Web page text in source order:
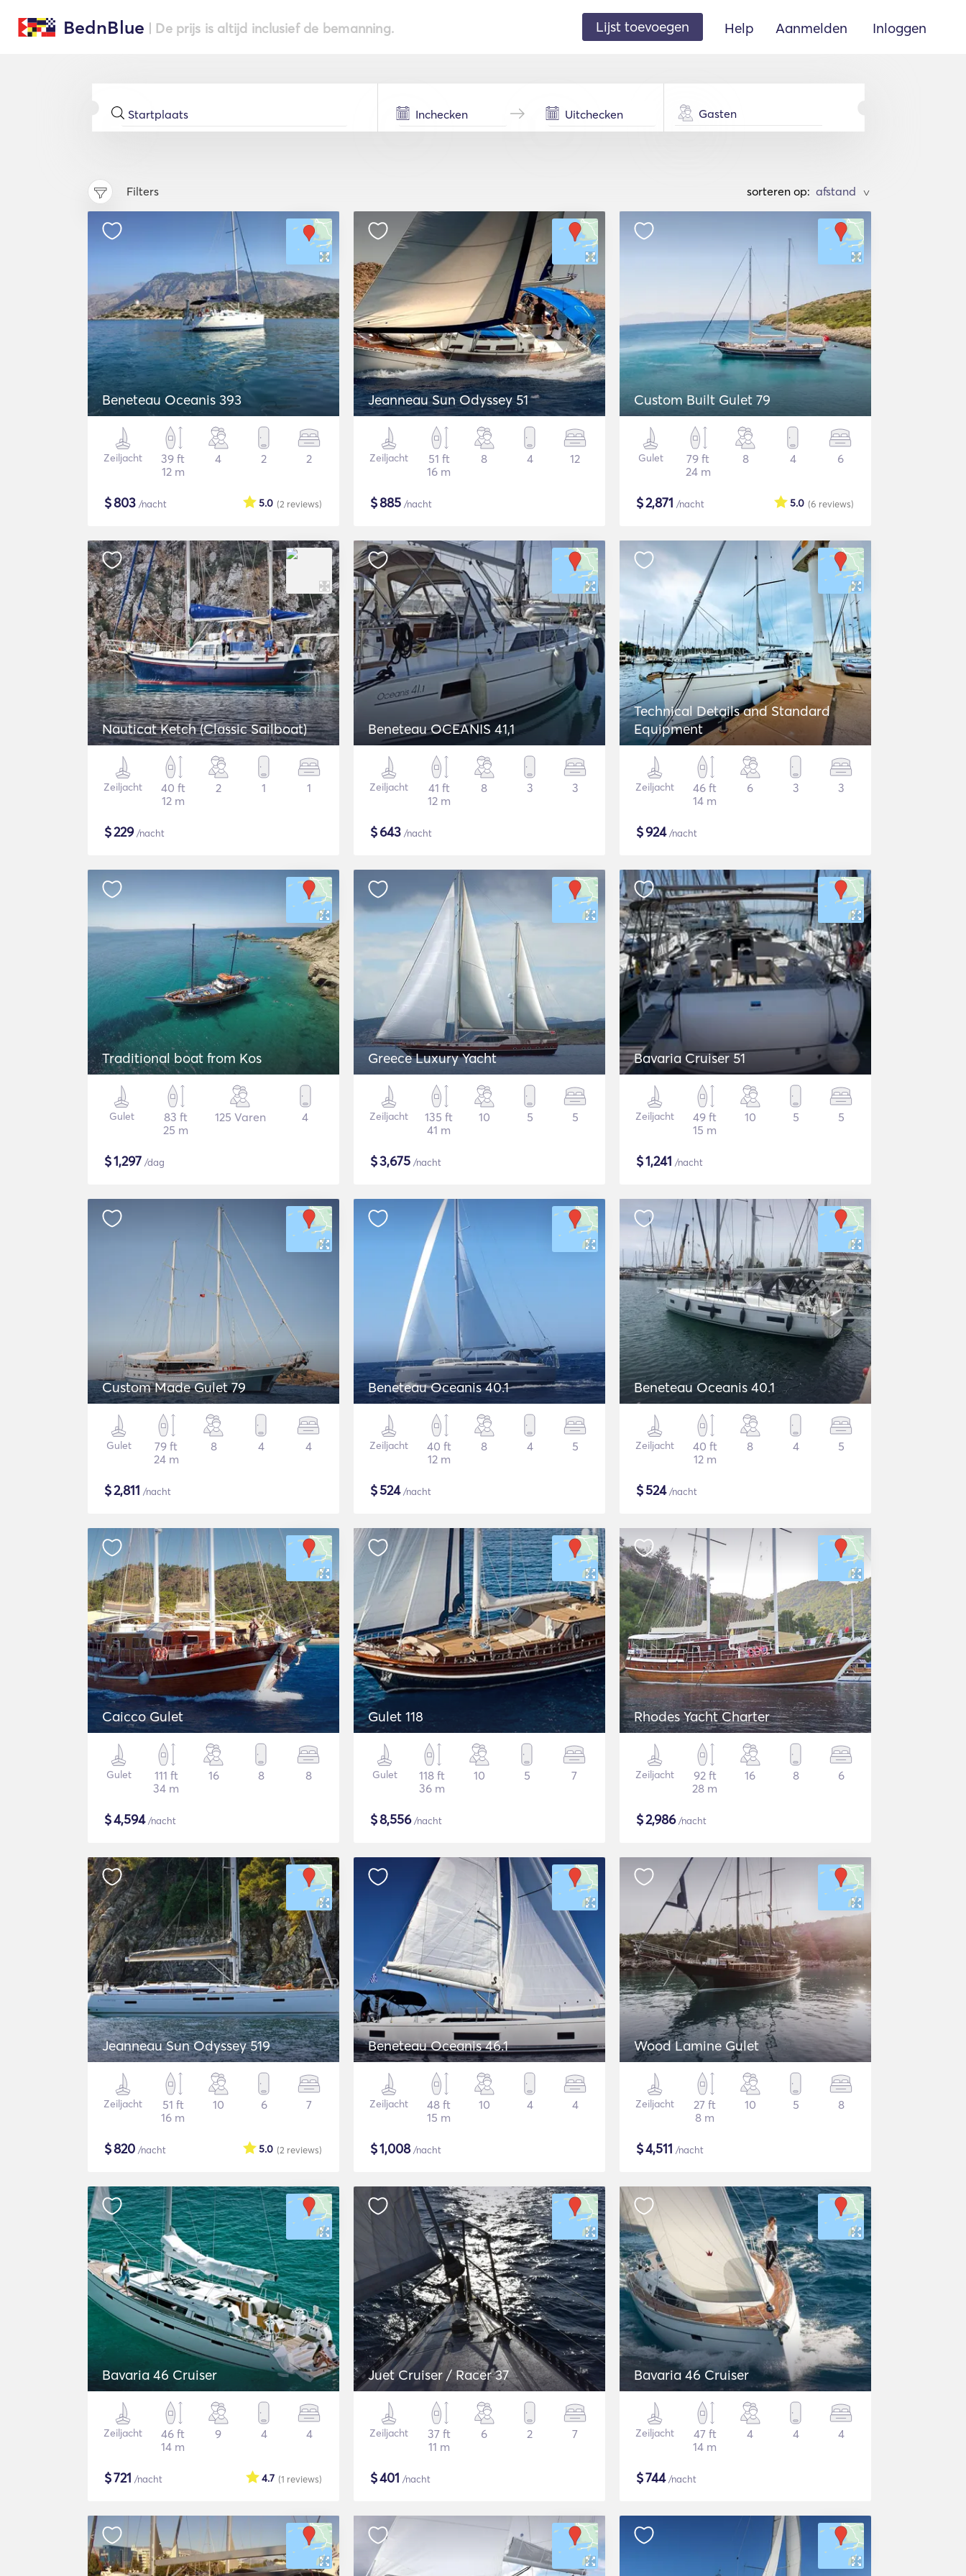
BednBlue | De prijs is altijd inclusief de bemanning. Lijst toevoegen Help Aanmelden Inloggen
Gasten
Filters sorteren op: >
Beneteau Oceanis 393
Zeiljacht
39 ft
12 m
4 2 2
$803 /nacht (2 reviews)
5.0
Jeanneau Sun Odyssey 51
Zeiljacht
51 ft
16 m
8 4 12
$885 /nacht
Custom Built Gulet 79
Gulet
79 ft
24 m
8 4 6
$2,871 /nacht (6 reviews)
5.0
Nauticat Ketch (Classic Sailboat)
Zeiljacht
40 ft
12 m
2 1 1
$229/nacht
Beneteau OCEANIS 41,1
Zeiljacht
41 ft
12 m
8 3 3
$643 /nacht
Technical Details and Standard
Equipment
Zeiljacht
46 ft
14 m
6 3 3
$924/nacht
Traditional boat from Kos
Gulet
83 ft
25 m
125 Varen 4
$1,297 /dag
Greece Luxury Yacht
Zeiljacht
135 ft
41 m
10 5 5
$3,675 /nacht
Bavaria Cruiser 51
Zeiljacht
49 ft
15 m
10 5 5
$1,241 /nacht
Custom Made Gulet 79
Gulet
79 ft
24 m
8 4 4
$2,811 /nacht
Beneteau Oceanis 40.1
Zeiljacht
40 ft
12 m
8 4 5
$524/nacht
Beneteau Oceanis 40.1
Zeiljacht
40 ft
12 m
8 4 5
$524/nacht
Caicco Gulet
Gulet
111 ft
34 m
16 8 8
$4,594/nacht
Gulet 118
Gulet
118 ft
36 m
10 5 7
$8,556/nacht
Rhodes Yacht Charter
Zeiljacht
92 ft
28 m
16 8 6
$2,986/nacht
Jeanneau Sun Odyssey 519
Zeiljacht
51 ft
16 m
10 6 7
$820 /nacht (2 reviews)
5.0
Beneteau Oceanis 46.1
Zeiljacht
48 ft
15 m
10 4 4
$1,008/nacht
Wood Lamine Gulet
Zeiljacht
27 ft
8 m
10 5 8
$4,511 /nacht
Bavaria 46 Cruiser
Zeiljacht
46 ft
14 m
9 4 4
$721 /nacht (1 reviews)
4.7
Juet Cruiser / Racer 37
Zeiljacht
37 ft
11 m
6 2 7
$401 /nacht
Bavaria 46 Cruiser
Zeiljacht
47 ft
14 m
4 4 4
$744/nacht